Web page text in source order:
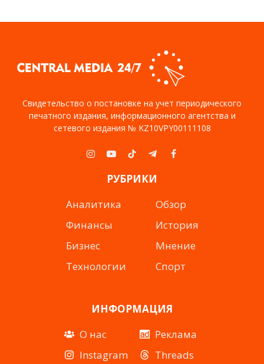
Свидетельство о постановке на учет периодического
печатного издания, информационного агентства и
сетевого издания № KZ10VPY00111108
Instagram
YouTubeTikTokTelegramFacebook
РУБРИКИ
Аналитика
Финансы
Бизнес
Технологии
Обзор
История
Мнение
Спорт
ИНФОРМАЦИЯ
О нас
Instagram
Реклама
Threads